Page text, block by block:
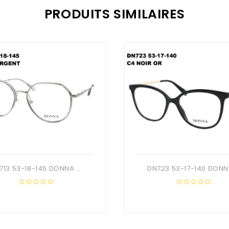
PRODUITS SIMILAIRES
DN713 53-18-145 DONNA OPTIC + Etui